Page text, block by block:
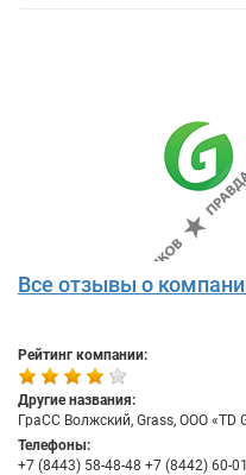
Все отзывы о
Рейтинг компании:
Другие названия:
ГраСС Волжский, Grass, OOO «TD
Телефоны:
+7 (8443) 58-48-48 +7 (8442) 60-